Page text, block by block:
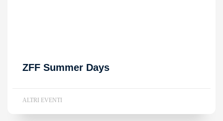
ZFF Summer Days
ALTRI EVENTI